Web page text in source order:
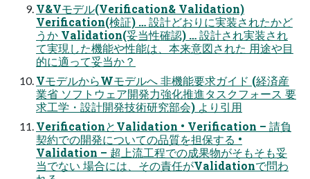
V&Vモデル(Verification& Validation)
Verification(検証) … 設計どおりに実装されたかど
うか Validation(妥当性確認) … 設計され実装され
て実現した機能や性能は、本来意図された 用途や目
的に適って妥当か？
VモデルからWモデルへ 非機能要求ガイド (経済産
業省 ソフトウェア開発力強化推進タスクフォース 要
求工学・設計開発技術研究部会) より引用
VerificationとValidation • Verification – 請負
契約での開発についての品質を担保する •
Validation – 超上流工程での成果物がそもそも妥
当でない 場合には、その責任がValidationで問わ